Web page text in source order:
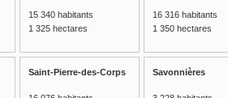
15 340 habitants
1 325 hectares
16 316 habitants
1 350 hectares
Saint-Pierre-des-Corps Savonnières